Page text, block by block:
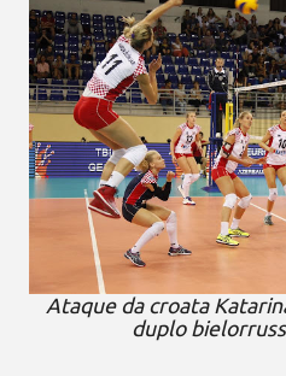
Ataque da croata
duplo